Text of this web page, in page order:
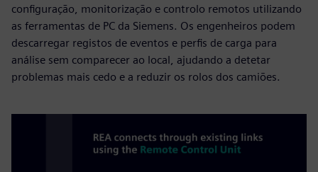
configuração, monitorização e controlo remotos utilizando
as ferramentas de PC da Siemens. Os engenheiros podem
descarregar registos de eventos e perfis de carga para
análise sem comparecer ao local, ajudando a detetar
problemas mais cedo e a reduzir os rolos dos camiões.